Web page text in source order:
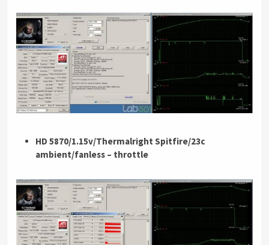
HD 5870/1.15v/Thermalright Spitfire/23c
ambient/fanless – throttle